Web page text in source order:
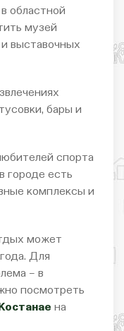
областной
музей
выставочных
бары и
спорта
городе есть
комплексы и
может
Для
– в
посмотреть
на